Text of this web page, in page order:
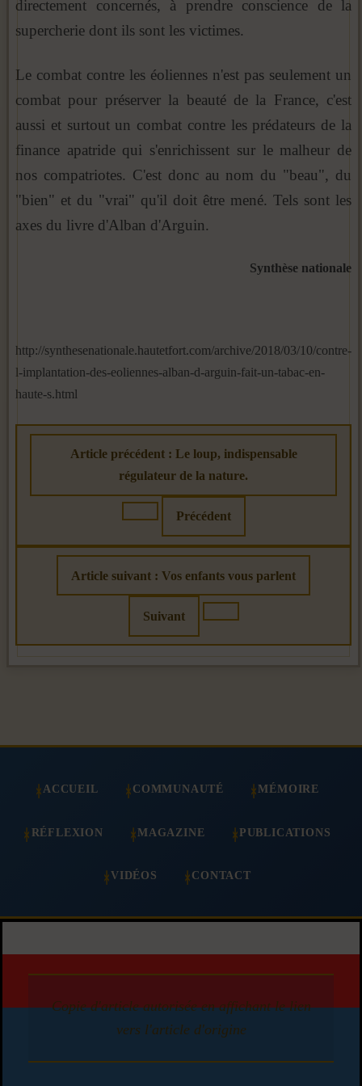
directement concernés, à prendre conscience de la
supercherie dont ils sont les victimes.
Le combat contre les éoliennes n'est pas seulement un
combat pour préserver la beauté de la France, c'est
aussi et surtout un combat contre les prédateurs de la
finance apatride qui s'enrichissent sur le malheur de
nos compatriotes. C'est donc au nom du "beau", du
"bien" et du "vrai" qu'il doit être mené. Tels sont les
axes du livre d'Alban d'Arguin.
Synthèse nationale
http://synthesenationale.hautetfort.com/archive/2018/03/10/contre-
l-implantation-des-eoliennes-alban-d-arguin-fait-un-tabac-en-
haute-s.html
Article précédent : Le loup, indispensable
régulateur de la nature.
Précédent
Article suivant : Vos enfants vous parlent
Suivant
ACCUEIL COMMUNAUTÉ MÉMOIRE
RÉFLEXION MAGAZINE PUBLICATIONS
VIDÉOS CONTACT
Copie d'article autorisée en affichant le lien
vers l'article d'origine